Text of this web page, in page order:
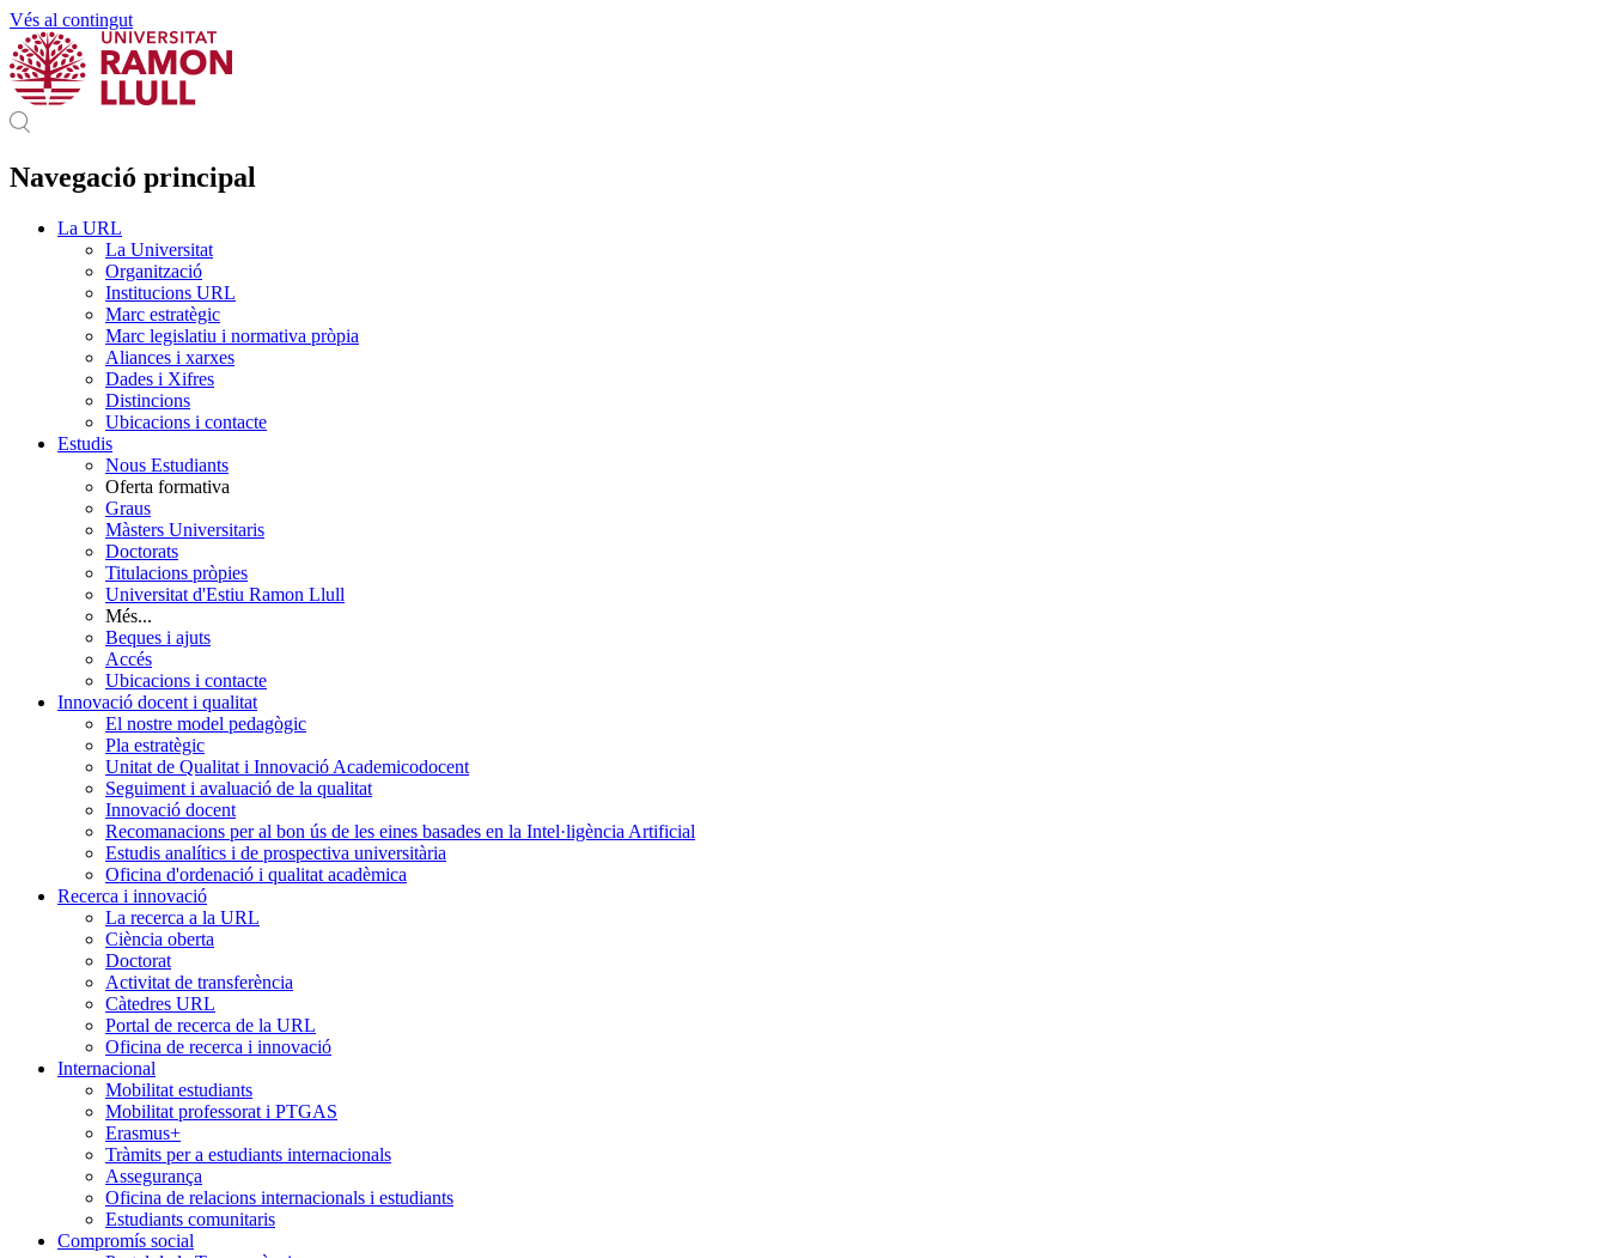
Vés al contingut
Navegació principal
La URL
La Universitat
Organització
Institucions URL
Marc estratègic
Marc legislatiu i normativa pròpia
Aliances i xarxes
Dades i Xifres
Distincions
Ubicacions i contacte
Estudis
Nous Estudiants
Oferta formativa
Graus
Màsters Universitaris
Doctorats
Titulacions pròpies
Universitat d'Estiu Ramon Llull
Més...
Beques i ajuts
Accés
Ubicacions i contacte
Innovació docent i qualitat
El nostre model pedagògic
Pla estratègic
Unitat de Qualitat i Innovació Academicodocent
Seguiment i avaluació de la qualitat
Innovació docent
Recomanacions per al bon ús de les eines basades en la Intel·ligència Artificial
Estudis analítics i de prospectiva universitària
Oficina d'ordenació i qualitat acadèmica
Recerca i innovació
La recerca a la URL
Ciència oberta
Doctorat
Activitat de transferència
Càtedres URL
Portal de recerca de la URL
Oficina de recerca i innovació
Internacional
Mobilitat estudiants
Mobilitat professorat i PTGAS
Erasmus+
Tràmits per a estudiants internacionals
Assegurança
Oficina de relacions internacionals i estudiants
Estudiants comunitaris
Compromís social